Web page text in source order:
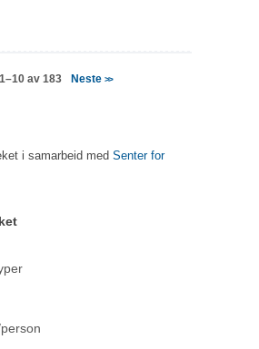
1–10 av 183 Neste >>
i samarbeid med Senter for